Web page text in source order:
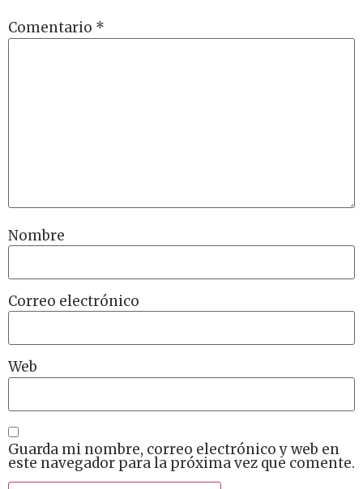
Comentario *
Nombre
Correo electrónico
Web
Guarda mi nombre, correo electrónico y web en
este navegador para la próxima vez que comente.